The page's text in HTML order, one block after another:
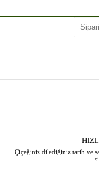
Çiçeğiniz dilediğiniz tarih ve